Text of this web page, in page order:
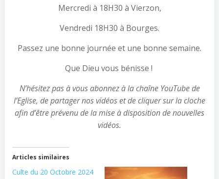
Mercredi à 18H30 à Vierzon,
Vendredi 18H30 à Bourges.
Passez une bonne journée et une bonne semaine.
Que Dieu vous bénisse !
N’hésitez pas à vous abonnez à la chaîne YouTube de
l’Eglise, de partager nos vidéos et de cliquer sur la cloche
afin d’être prévenu de la mise à disposition de nouvelles
vidéos.
Articles similaires
Culte du 20 Octobre 2024